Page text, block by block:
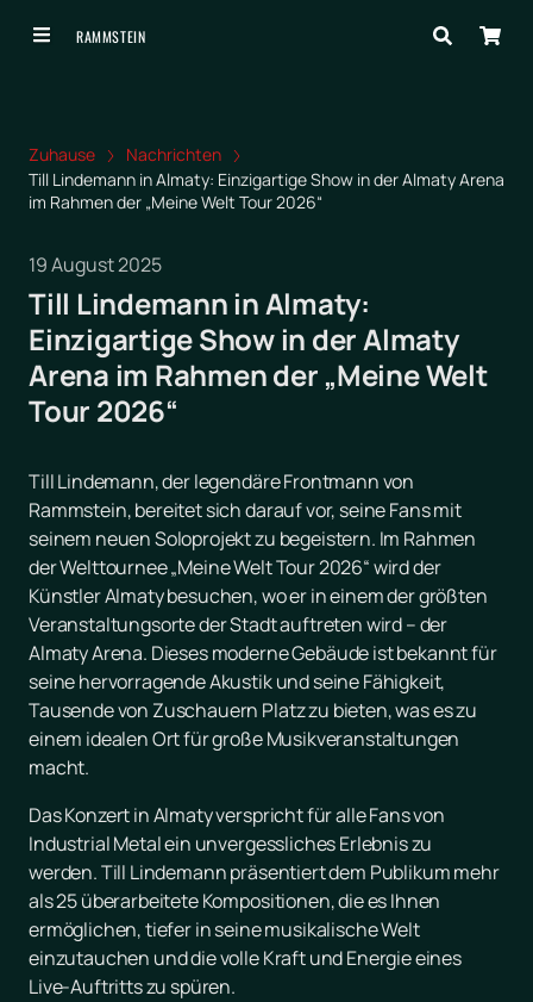
RAMMSTEIN
Zuhause
Nachrichten
Till Lindemann in Almaty: Einzigartige Show in der Almaty Arena
im Rahmen der „Meine Welt Tour 2026“
19 August 2025
Till Lindemann in Almaty:
Einzigartige Show in der Almaty
Arena im Rahmen der „Meine Welt
Tour 2026“
Till Lindemann, der legendäre Frontmann von
Rammstein, bereitet sich darauf vor, seine Fans mit
seinem neuen Soloprojekt zu begeistern. Im Rahmen
der Welttournee „Meine Welt Tour 2026“ wird der
Künstler Almaty besuchen, wo er in einem der größten
Veranstaltungsorte der Stadt auftreten wird – der
Almaty Arena. Dieses moderne Gebäude ist bekannt für
seine hervorragende Akustik und seine Fähigkeit,
Tausende von Zuschauern Platz zu bieten, was es zu
einem idealen Ort für große Musikveranstaltungen
macht.
Das Konzert in Almaty verspricht für alle Fans von
Industrial Metal ein unvergessliches Erlebnis zu
werden. Till Lindemann präsentiert dem Publikum mehr
als 25 überarbeitete Kompositionen, die es Ihnen
ermöglichen, tiefer in seine musikalische Welt
einzutauchen und die volle Kraft und Energie eines
Live-Auftritts zu spüren.